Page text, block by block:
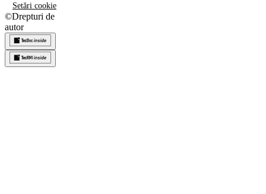
Setări cookie
©Drepturi de
autor